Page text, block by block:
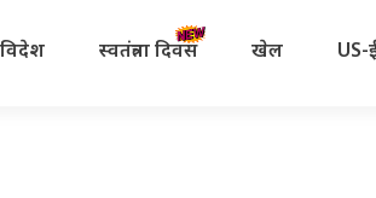
विदेश स्वतंत्रता दिवस खेल US-